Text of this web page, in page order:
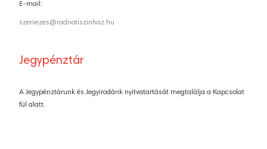
E-mail:
szervezes@radnotiszinhaz.hu
Jegypénztár
A Jegypénztárunk és Jegyirodánk nyitvatartását megtalálja a Kapcsolat
fül alatt.